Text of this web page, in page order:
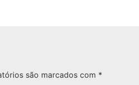
são marcados com *